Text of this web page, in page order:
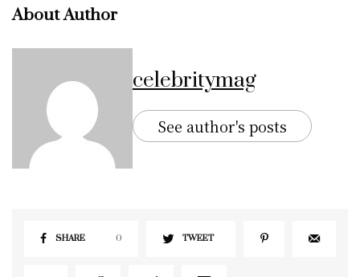
About Author
celebritymag
See author's posts
SHARE 0 TWEET